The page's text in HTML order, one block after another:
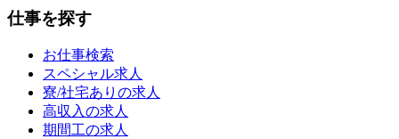
仕事を探す
お仕事検索
スペシャル求人
寮/社宅ありの求人
高収入の求人
期間工の求人